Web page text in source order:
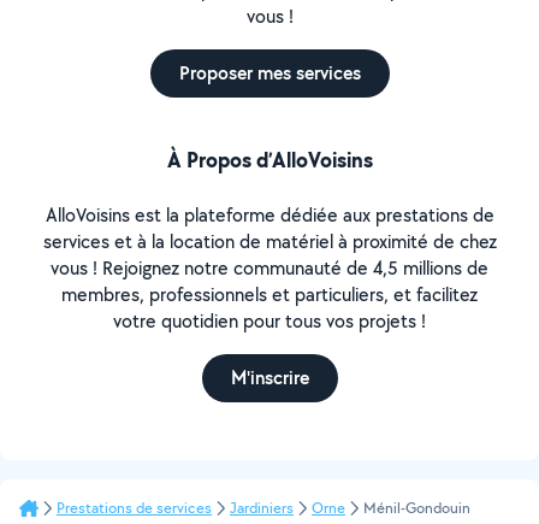
vous !
Proposer mes services
À Propos d’AlloVoisins
AlloVoisins est la plateforme dédiée aux prestations de
services et à la location de matériel à proximité de chez
vous ! Rejoignez notre communauté de 4,5 millions de
membres, professionnels et particuliers, et facilitez
votre quotidien pour tous vos projets !
M'inscrire
Prestations de services Jardiniers Orne Ménil-Gondouin